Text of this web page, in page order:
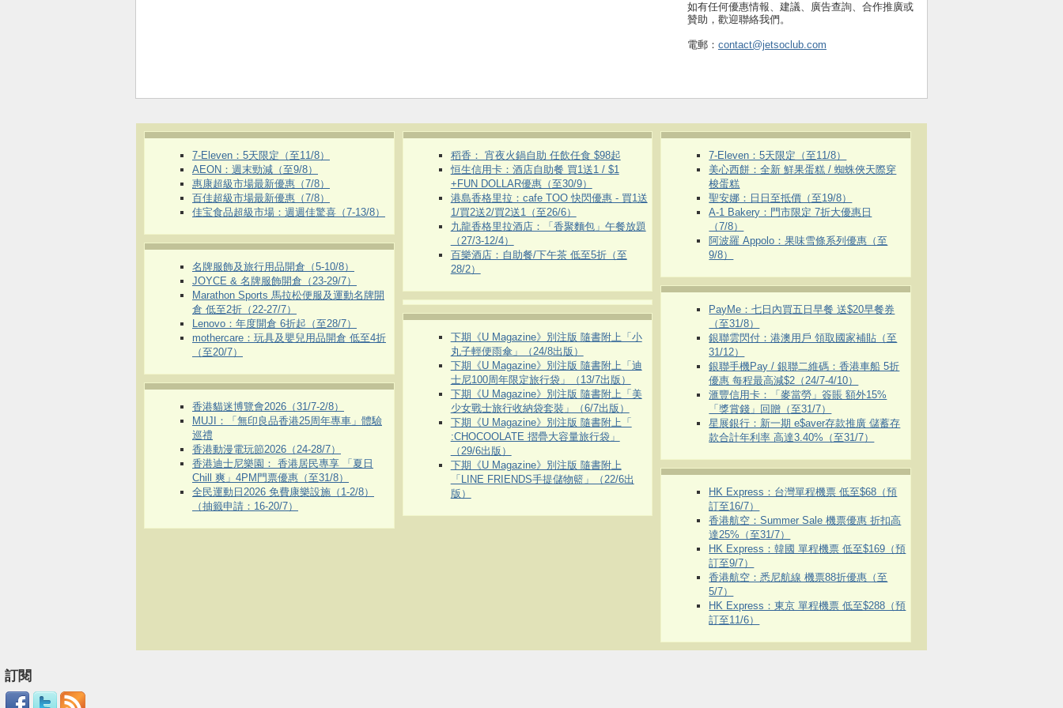
如有任何優惠情報、建議、廣告查詢、合作推廣或
贊助，歡迎聯絡我們。
電郵： contact@jetsoclub.com
7-Eleven：5天限定（至11/8）
AEON：週末勁減（至9/8）
惠康超級市場最新優惠（7/8）
百佳超級市場最新優惠（7/8）
佳宝食品超級市場：週週佳驚喜（7-13/8）
名牌服飾及旅行用品開倉（5-10/8）
JOYCE & 名牌服飾開倉（23-29/7）
Marathon Sports 馬拉松便服及運動名牌開
倉 低至2折（22-27/7）
Lenovo：年度開倉 6折起（至28/7）
mothercare：玩具及嬰兒用品開倉 低至4折
（至20/7）
香港貓迷博覽會2026（31/7-2/8）
MUJI：「無印良品香港25周年專車」體驗
巡禮
香港動漫電玩節2026（24-28/7）
香港迪士尼樂園： 香港居民專享 「夏日
Chill 爽」4PM門票優惠（至31/8）
全民運動日2026 免費康樂設施（1-2/8）
（抽籤申請：16-20/7）
稻香： 宵夜火鍋自助 任飲任食 $98起
恒生信用卡：酒店自助餐 買1送1 / $1
+FUN DOLLAR優惠（至30/9）
港島香格里拉：cafe TOO 快閃優惠 - 買1送
1/買2送2/買2送1（至26/6）
九龍香格里拉酒店：「香聚麵包」午餐放題
（27/3-12/4）
百樂酒店：自助餐/下午茶 低至5折（至
28/2）
下期《U Magazine》別注版 隨書附上「小
丸子輕便雨傘」（24/8出版）
下期《U Magazine》別注版 隨書附上「迪
士尼100周年限定旅行袋」（13/7出版）
下期《U Magazine》別注版 隨書附上「美
少女戰士旅行收納袋套裝」（6/7出版）
下期《U Magazine》別注版 隨書附上「
:CHOCOOLATE 摺疊大容量旅行袋」
（29/6出版）
下期《U Magazine》別注版 隨書附上
「LINE FRIENDS手提儲物籃」（22/6出
版）
7-Eleven：5天限定（至11/8）
美心西餅：全新 鮮果蛋糕 / 蜘蛛俠天際穿
梭蛋糕
聖安娜：日日至抵價（至19/8）
A-1 Bakery：門市限定 7折大優惠日
（7/8）
阿波羅 Appolo：果味雪條系列優惠（至
9/8）
PayMe：七日內買五日早餐 送$20早餐券
（至31/8）
銀聯雲閃付：港澳用戶 領取國家補貼（至
31/12）
銀聯手機Pay / 銀聯二維碼：香港車船 5折
優惠 每程最高減$2（24/7-4/10）
滙豐信用卡：「麥當勞」簽賬 額外15%
「獎賞錢」回贈（至31/7）
星展銀行：新一期 e$aver存款推廣 儲蓄存
款合計年利率 高達3.40%（至31/7）
HK Express：台灣單程機票 低至$68（預
訂至16/7）
香港航空：Summer Sale 機票優惠 折扣高
達25%（至31/7）
HK Express：韓國 單程機票 低至$169（預
訂至9/7）
香港航空：悉尼航線 機票88折優惠（至
5/7）
HK Express：東京 單程機票 低至$288（預
訂至11/6）
訂閱